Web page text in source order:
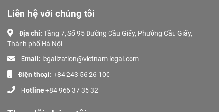
Liên hệ với chúng tôi
Địa chỉ: Tầng 7, Số 95 Đường Cầu Giấy, Phường Cầu Giấy,
Thành phố Hà Nội
Email: legalization@vietnam-legal.com
Điện thoại: +84 243 56 26 100
Hotline+84 966 37 35 32